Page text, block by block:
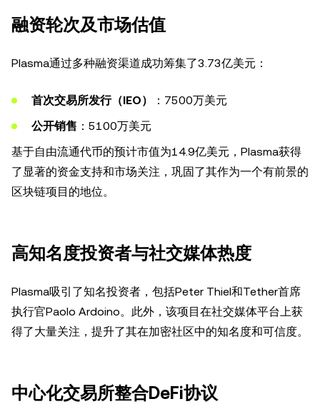
融资轮次及市场估值
Plasma通过多种融资渠道成功筹集了3.73亿美元：
首次交易所发行（IEO）
：7500万美元
公开销售 ：5100万美元
基于自由流通代币的预计市值为14.9亿美元，Plasma获得
了显著的资金支持和市场关注，巩固了其作为一个有前景的
区块链项目的地位。
高知名度投资者与社交媒体热度
Plasma吸引了知名投资者，包括Peter Thiel和Tether首席
执行官Paolo Ardoino。此外，该项目在社交媒体平台上获
得了大量关注，提升了其在加密社区中的知名度和可信度。
中心化交易所整合DeFi协议